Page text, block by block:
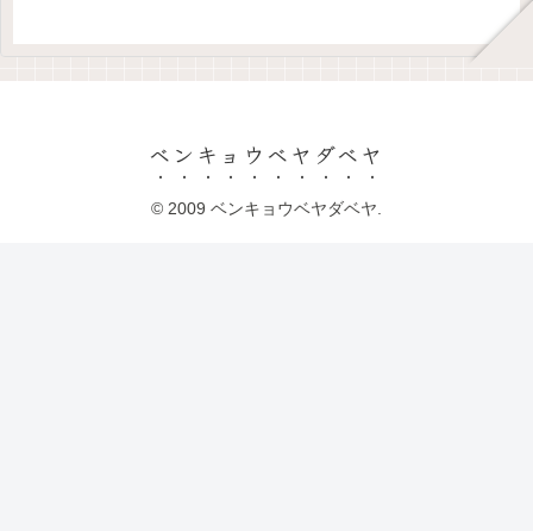
ベンキョウベヤダベヤ
© 2009 ベンキョウベヤダベヤ.